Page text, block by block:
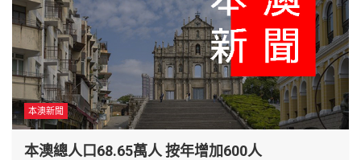
本澳新聞
本澳總人口68.65萬人 按年增加600人